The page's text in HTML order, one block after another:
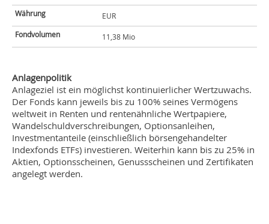
Währung
EUR
Fondvolumen
11,38 Mio
Anlagenpolitik
Anlageziel ist ein möglichst kontinuierlicher Wertzuwachs.
Der Fonds kann jeweils bis zu 100% seines Vermögens
weltweit in Renten und rentenähnliche Wertpapiere,
Wandelschuldverschreibungen, Optionsanleihen,
Investmentanteile (einschließlich börsengehandelter
Indexfonds ETFs) investieren. Weiterhin kann bis zu 25% in
Aktien, Optionsscheinen, Genussscheinen und Zertifikaten
angelegt werden.